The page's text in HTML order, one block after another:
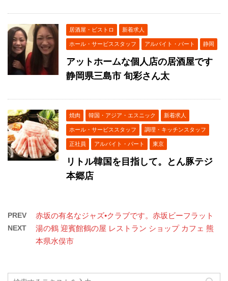
居酒屋・ビストロ 新着求人
ホール・サービススタッフ アルバイト・パート 静岡
アットホームな個人店の居酒屋です
静岡県三島市 旬彩さん太
焼肉 韓国・アジア・エスニック 新着求人
ホール・サービススタッフ 調理・キッチンスタッフ
正社員 アルバイト・パート 東京
リトル韓国を目指して。とん豚テジ
本郷店
PREV 赤坂の有名なジャズ•クラブです。赤坂ビーフラット
NEXT
湯の鶴 迎賓館鶴の屋 レストラン ショップ カフェ 熊
本県水俣市